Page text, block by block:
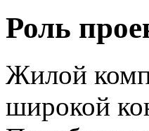
Роль
Жилой
широкой